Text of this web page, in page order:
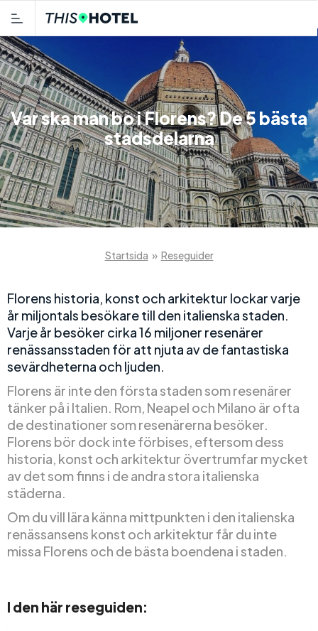
Var ska man bo i Florens? De 5 bästa
stadsdelarna
Startsida » Reseguider
Florens historia, konst och arkitektur lockar varje
år miljontals besökare till den italienska staden.
Varje år besöker cirka 16 miljoner resenärer
renässansstaden för att njuta av de fantastiska
sevärdheterna och ljuden.
Florens är inte den första staden som resenärer
tänker på i Italien. Rom, Neapel och Milano är ofta
de destinationer som resenärerna besöker.
Florens bör dock inte förbises, eftersom dess
historia, konst och arkitektur övertrumfar mycket
av det som finns i de andra stora italienska
städerna.
Om du vill lära känna mittpunkten i den italienska
renässansens konst och arkitektur får du inte
missa Florens och de bästa boendena i staden.
I den här reseguiden: